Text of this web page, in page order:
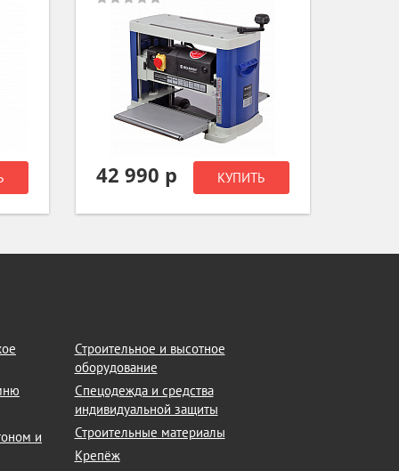
52 490 р КУПИТЬ
и
Строительное и высотное
оборудование
Спецодежда и средства
индивидуальной защиты
Строительные материалы
Крепёж